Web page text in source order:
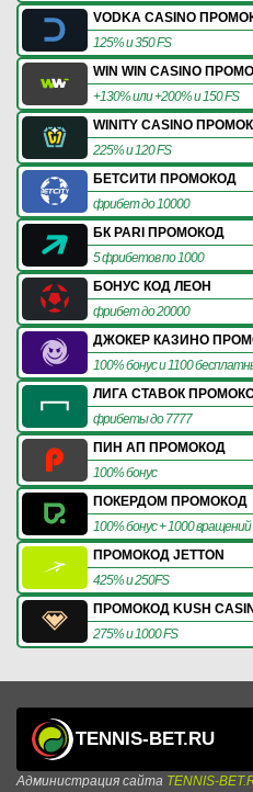
VODKA CASINO
125% и 350 FS
WIN WIN CASINO
+130% или +200% и 150 FS
WINITY CASINO
225% и 120 FS
БЕТСИТИ ПРОМОКОД
фрибет до 10000
БК PARI ПРОМОКОД
5 фрибетов по 1000
БОНУС КОД ЛЕОН
фрибет до 20000
ДЖОКЕР КАЗИНО
100% бонус и 1100
ЛИГА СТАВОК
фрибеты до 7777
ПИН АП ПРОМОКОД
100% бонус
ПОКЕРДОМ ПРОМОКОД
100% бонус + 1000 вращений
ПРОМОКОД JETTON
425% и 250FS
ПРОМОКОД KUSH
275% и 1000 FS
TENNIS-BET.RU
Администрация сайта TENNIS-